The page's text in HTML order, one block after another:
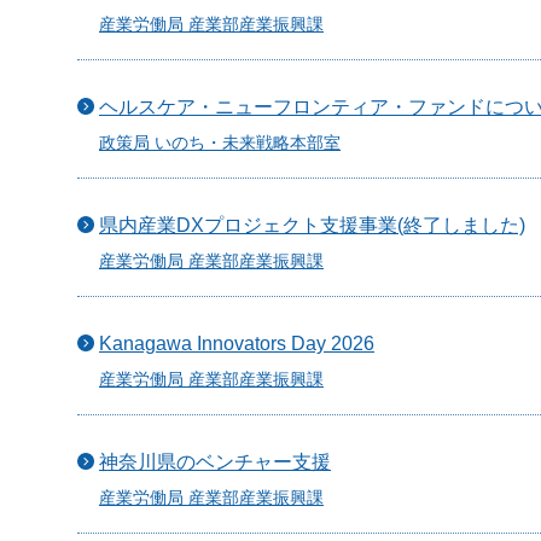
産業労働局 産業部産業振興課
ヘルスケア・ニューフロンティア・ファンドにつ
政策局 いのち・未来戦略本部室
県内産業DXプロジェクト支援事業(終了しました)
産業労働局 産業部産業振興課
Kanagawa Innovators Day 2026
産業労働局 産業部産業振興課
神奈川県のベンチャー支援
産業労働局 産業部産業振興課